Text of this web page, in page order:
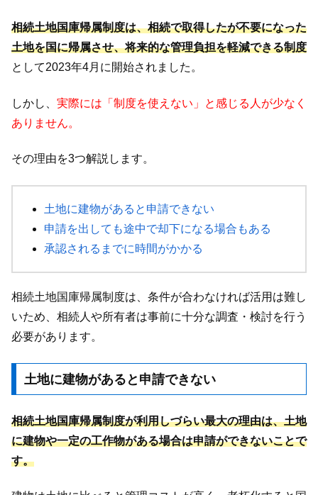
相続土地国庫帰属制度は、相続で取得したが不要になった
土地を国に帰属させ、将来的な管理負担を軽減できる制度
として2023年4月に開始されました。
しかし、 実際には「制度を使えない」と感じる人が少なく
ありません。
その理由を3つ解説します。
土地に建物があると申請できない
申請を出しても途中で却下になる場合もある
承認されるまでに時間がかかる
相続土地国庫帰属制度は、条件が合わなければ活用は難し
いため、相続人や所有者は事前に十分な調査・検討を行う
必要があります。
土地に建物があると申請できない
相続土地国庫帰属制度が利用しづらい最大の理由は、土地
に建物や一定の工作物がある場合は申請ができないことで
す。